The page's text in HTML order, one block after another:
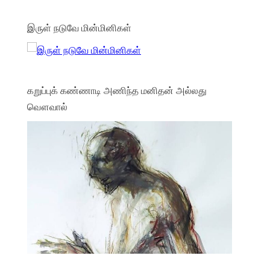
இருள் நடுவே மின்மினிகள்
கறுப்புக் கண்ணாடி அணிந்த மனிதன் அல்லது
வௌவால்